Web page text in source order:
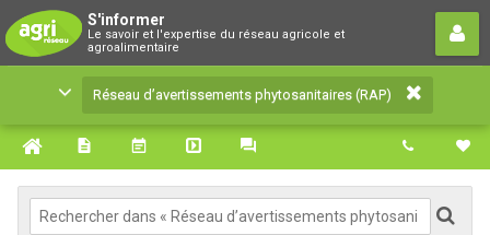
S'informer
Le savoir et l'expertise du réseau agricole et
agroalimentaire
Réseau d’avertissements
phytosanitaires (RAP)
Le savoir et l'expertise du réseau agricole et
agroalimentaire
Réseau d’avertissements phytosanitaires (RAP)